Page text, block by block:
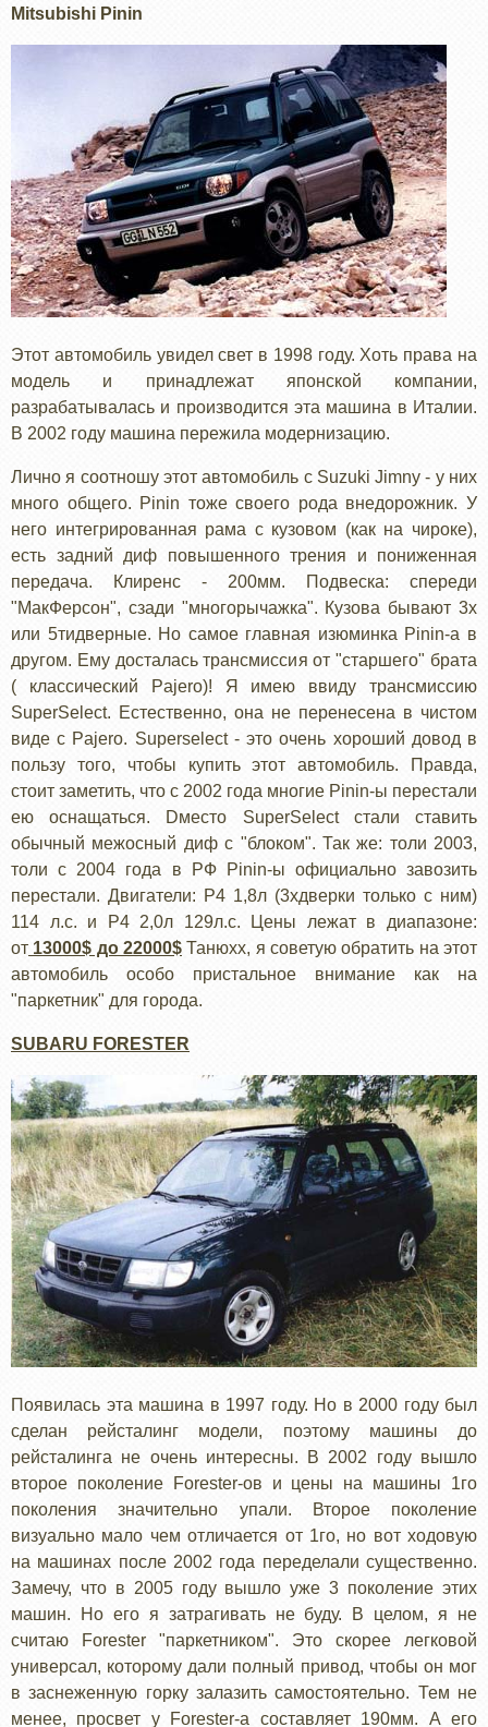
Mitsubishi Pinin
Этот автомобиль увидел свет в 1998 году. Хоть права на
модель и принадлежат японской компании,
разрабатывалась и производится эта машина в Италии.
В 2002 году машина пережила модернизацию.
Лично я соотношу этот автомобиль с Suzuki Jimny - у них
много общего. Pinin тоже своего рода внедорожник. У
него интегрированная рама с кузовом (как на чироке),
есть задний диф повышенного трения и пониженная
передача. Клиренс - 200мм. Подвеска: спереди
"МакФерсон", сзади "многорычажка". Кузова бывают 3х
или 5тидверные. Но самое главная изюминка Pinin-а в
другом. Ему досталась трансмиссия от "старшего" брата
( классический Pajero)! Я имею ввиду трансмиссию
SuperSelect. Естественно, она не перенесена в чистом
виде с Pajero. Superselect - это очень хороший довод в
пользу того, чтобы купить этот автомобиль. Правда,
стоит заметить, что с 2002 года многие Pinin-ы перестали
ею оснащаться. Dместо SuperSelect стали ставить
обычный межосный диф с "блоком". Так же: толи 2003,
толи с 2004 года в РФ Pinin-ы официально завозить
перестали. Двигатели: Р4 1,8л (3хдверки только с ним)
114 л.с. и Р4 2,0л 129л.с. Цены лежат в диапазоне:
от 13000$ до 22000$ Танюхх, я советую обратить на этот
автомобиль особо пристальное внимание как на
"паркетник" для города.
SUBARU FORESTER
Появилась эта машина в 1997 году. Но в 2000 году был
сделан рейсталинг модели, поэтому машины до
рейсталинга не очень интересны. В 2002 году вышло
второе поколение Forester-ов и цены на машины 1го
поколения значительно упали. Второе поколение
визуально мало чем отличается от 1го, но вот ходовую
на машинах после 2002 года переделали существенно.
Замечу, что в 2005 году вышло уже 3 поколение этих
машин. Но его я затрагивать не буду. В целом, я не
считаю Forester "паркетником". Это скорее легковой
универсал, которому дали полный привод, чтобы он мог
в заснеженную горку залазить самостоятельно. Тем не
менее, просвет у Forester-а составляет 190мм. А его